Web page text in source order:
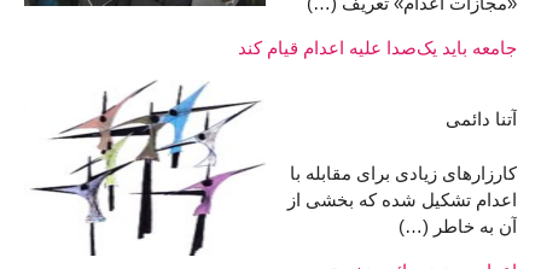
جامعه باید یک‌صدا علیه اعدام قیام کند
آتنا دائمی
کارزارهای زیادی برای مقابله با
اعدام تشکیل شده که بخشی از
آن به خاطر (…)